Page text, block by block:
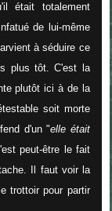
était totalement
de lui-même
à séduire ce
plus tôt. C'est la
plutôt ici à de la
soit morte
d'un "elle était
peut-être le fait
Il faut voir la
trottoir pour partir